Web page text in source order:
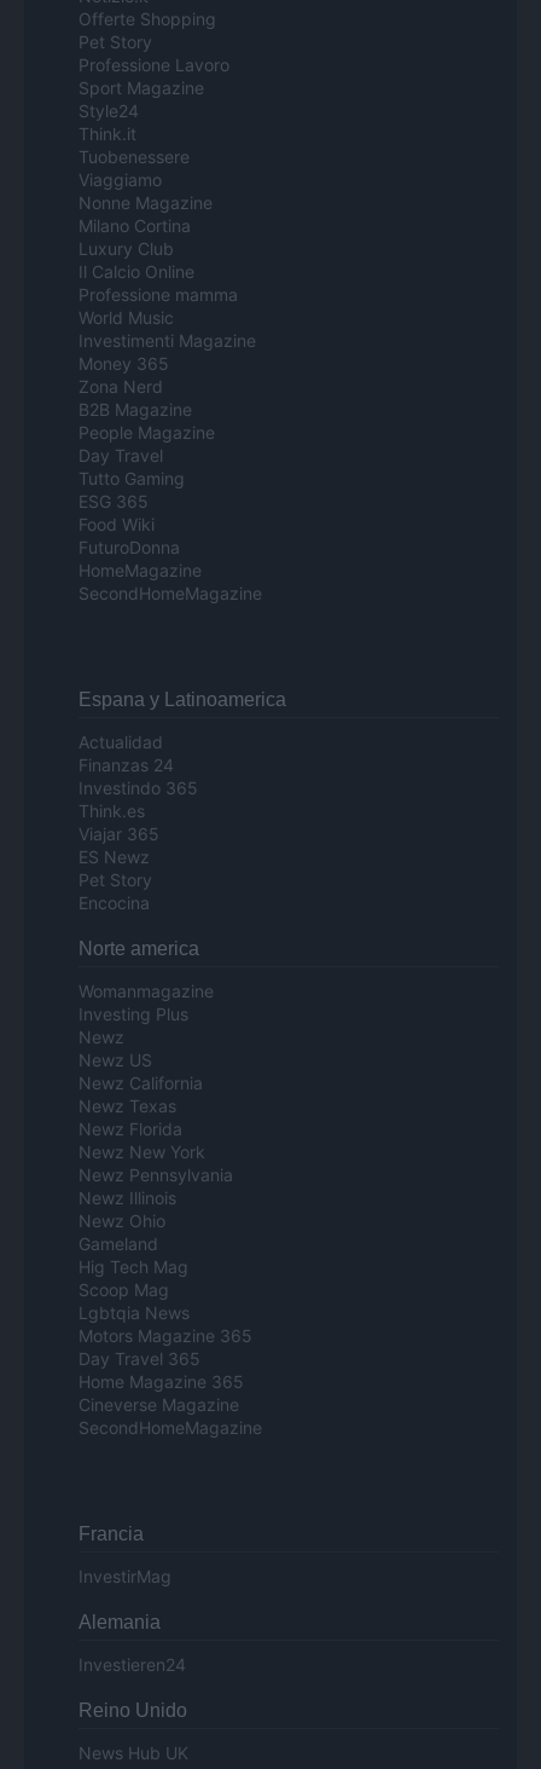
Offerte Shopping
Pet Story
Professione Lavoro
Sport Magazine
Style24
Think.it
Tuobenessere
Viaggiamo
Nonne Magazine
Milano Cortina
Luxury Club
Il Calcio Online
Professione mamma
World Music
Investimenti Magazine
Money 365
Zona Nerd
B2B Magazine
People Magazine
Day Travel
Tutto Gaming
ESG 365
Food Wiki
FuturoDonna
HomeMagazine
SecondHomeMagazine
Espana y Latinoamerica
Actualidad
Finanzas 24
Investindo 365
Think.es
Viajar 365
ES Newz
Pet Story
Encocina
Norte america
Womanmagazine
Investing Plus
Newz
Newz US
Newz California
Newz Texas
Newz Florida
Newz New York
Newz Pennsylvania
Newz Illinois
Newz Ohio
Gameland
Hig Tech Mag
Scoop Mag
Lgbtqia News
Motors Magazine 365
Day Travel 365
Home Magazine 365
Cineverse Magazine
SecondHomeMagazine
Francia
InvestirMag
Alemania
Investieren24
Reino Unido
News Hub UK